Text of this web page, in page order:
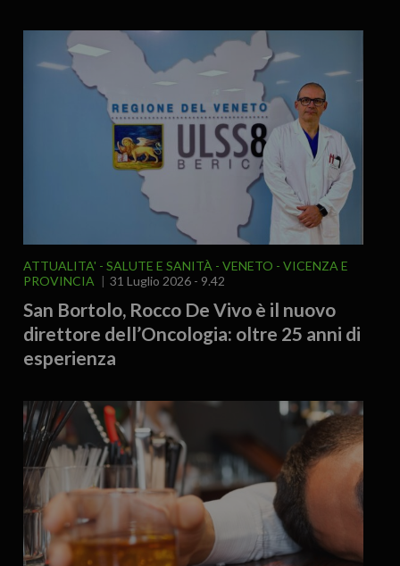
ATTUALITA' SALUTE E SANITÀ VENETO
VICENZA E
PROVINCIA
31 Luglio 2026 - 9.42
San Bortolo, Rocco De Vivo è il nuovo
direttore dell’Oncologia: oltre 25 anni di
esperienza